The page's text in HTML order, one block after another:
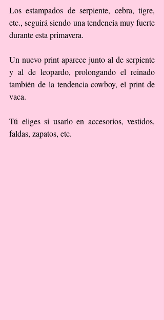
Los estampados de serpiente, cebra, tigre,
etc., seguirá siendo una tendencia muy fuerte
durante esta primavera.
Un nuevo print aparece junto al de serpiente
y al de leopardo, prolongando el reinado
también de la tendencia cowboy, el print de
vaca.
Tú eliges si usarlo en accesorios, vestidos,
faldas, zapatos, etc.